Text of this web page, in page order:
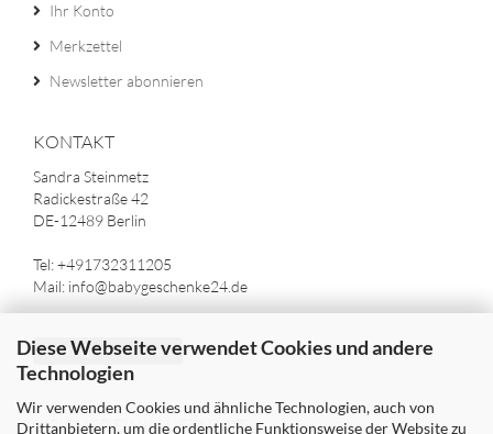
Diese Webseite verwendet Cookies und andere
Technologien
Wir verwenden Cookies und ähnliche Technologien, auch von
Drittanbietern, um die ordentliche Funktionsweise der Website zu
Ihr Konto
Merkzettel
Newsletter abonnieren
KONTAKT
Sandra Steinmetz
Radickestraße 42
DE-12489 Berlin
Tel: +491732311205
Mail: info@babygeschenke24.de
Vertrag widerrufen
SICHER EINKAUFEN MIT